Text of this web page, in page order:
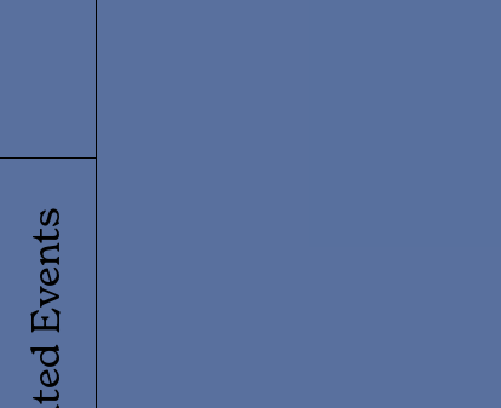
Related Events